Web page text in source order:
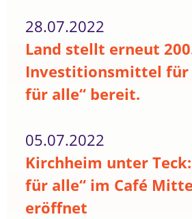
28.07.2022
Land stellt erneut
Investitionsmittel für
für alle“ bereit.
05.07.2022
Kirchheim unter
für alle“ im Café
eröffnet